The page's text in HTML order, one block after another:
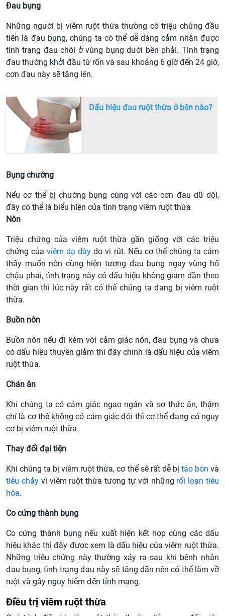
Đau bụng
Những người bị viêm ruột thừa thường có triệu chứng đầu
tiên là đau bụng, chúng ta có thể dễ dàng cảm nhận được
tình trạng đau chói ở vùng bụng dưới bên phải. Tình trạng
đau thường khởi đầu từ rốn và sau khoảng 6 giờ đến 24 giờ,
cơn đau này sẽ tăng lên.
Dấu hiệu đau ruột thừa ở bên nào?
Bụng chướng
Nếu cơ thể bị chướng bụng cùng với các cơn đau dữ dội,
đây có thể là biểu hiện của tình trạng viêm ruột thừa
Nôn
Triệu chứng của viêm ruột thừa gần giống với các triệu
chứng củaviêm dạ dày do vi rút. Nếu cơ thể chúng ta cảm
thấy muốn nôn cùng hiện tượng đau bụng ngay vùng hố
chậu phải, tình trạng này có dấu hiệu không giảm dần theo
thời gian thì lúc này rất có thể chúng ta đang bị viêm ruột
thừa.
Buồn nôn
Buồn nôn nếu đi kèm với cảm giác nôn, đau bụng và chưa
có dấu hiệu thuyên giảm thì đây chính là dấu hiệu của viêm
ruột thừa.
Chán ăn
Khi chúng ta có cảm giác ngao ngán và sợ thức ăn, thậm
chí là cơ thể không có cảm giác đói thì cơ thể đang có nguy
cơ bị viêm ruột thừa.
Thay đổi đại tiện
Khi chúng ta bị viêm ruột thừa, cơ thể sẽ rất dễ bị táo bón và
tiêu chảyvì viêm ruột thừa tương tự với những rối loạn tiêu
hóa.
Co cứng thành bụng
Co cứng thành bụng nếu xuất hiện kết hợp cùng các dấu
hiệu khác thì đây được xem là dấu hiệu của viêm ruột thừa.
Những triệu chứng này thường xảy ra sau khi bệnh nhân
đau bụng, tình trạng đau này sẽ tăng dần nên có thể làm vỡ
ruột và gây nguy hiểm đến tính mạng.
Điều trị viêm ruột thừa